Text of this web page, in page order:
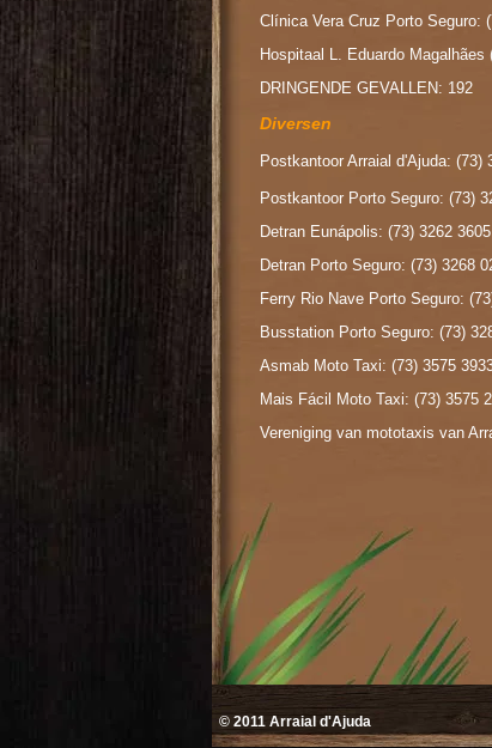
Clínica Vera Cruz Porto Seguro:
Hospitaal L. Eduardo
DRINGENDE GEVALLEN: 192
Diversen
Postkantoor Arraial d'Ajuda: (73)
Postkantoor Porto Seguro: (73)
Detran Eunápolis: (73) 3262
Detran Porto Seguro: (73) 3268
Ferry Rio Nave Porto Seguro:
Busstation Porto Seguro: (73)
Asmab Moto Taxi: (73) 3575
Mais Fácil Moto Taxi: (73) 3575
Vereniging van mototaxis van
© 2011 Arraial d'Ajuda